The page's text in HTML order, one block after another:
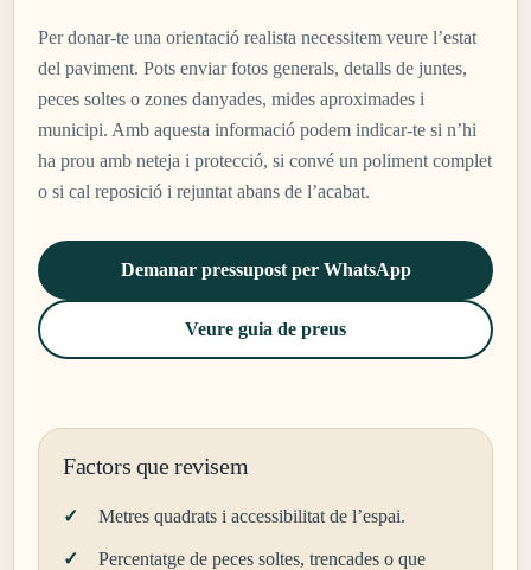
Per donar-te una orientació realista necessitem veure l’estat
del paviment. Pots enviar fotos generals, detalls de juntes,
peces soltes o zones danyades, mides aproximades i
municipi. Amb aquesta informació podem indicar-te si n’hi
ha prou amb neteja i protecció, si convé un poliment complet
o si cal reposició i rejuntat abans de l’acabat.
Demanar pressupost per WhatsApp
Veure guia de preus
Factors que revisem
Metres quadrats i accessibilitat de l’espai.
Percentatge de peces soltes, trencades o que